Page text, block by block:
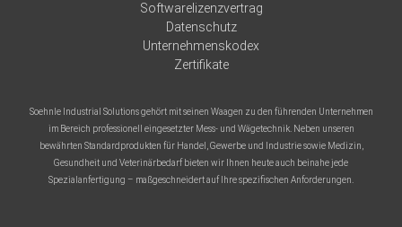
Softwarelizenzvertrag
Datenschutz
Unternehmenskodex
Zertifikate
Soehnle Industrial Solutions gehört mit seinen Waagen zu den führenden Unternehmen
im Bereich professionell eingesetzter Mess- und Wägetechnik. Neben unseren
bewährten Standardprodukten für Handel, Gewerbe und Industrie sowie Medizin,
Gesundheit und Veterinärbedarf bieten wir Ihnen heute auch beinahe jede
Spezialanfertigung – maßgeschneidert auf Ihre spezifischen Anforderungen.